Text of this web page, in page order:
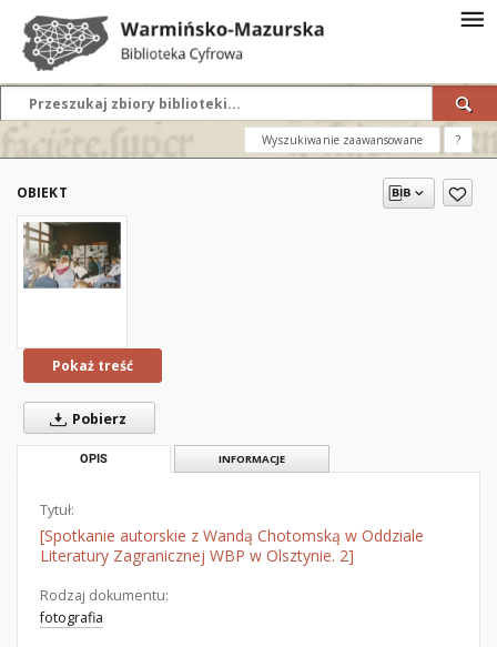
Wyszukiwanie zaawansowane ?
OBIEKT
Pokaż treść
Pobierz
OPIS INFORMACJE
Tytuł:
[Spotkanie autorskie z Wandą Chotomską w Oddziale
Literatury Zagranicznej WBP w Olsztynie. 2]
Rodzaj dokumentu:
fotografia